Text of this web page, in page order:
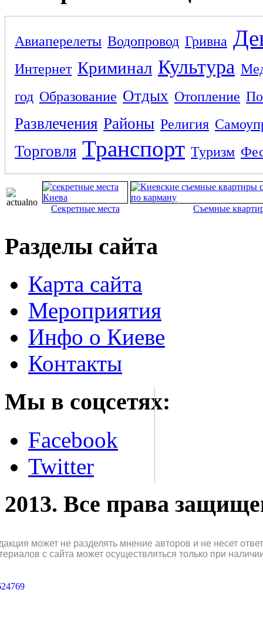
Авиаперелеты Водопровод Гривна
Интернет Криминал Культура
год Образование Отдых Отопление
Развлечения Районы Религия
Торговля Транспорт Туризм
Секретные места Съемные
Разделы сайта
Карта сайта
Мероприятия
Инфо о Киеве
Контакты
Мы в соцсетях:
Facebook
Twitter
2013. Все права
может не разделять мнение авторов и не несет
с сайта может осуществляться только при